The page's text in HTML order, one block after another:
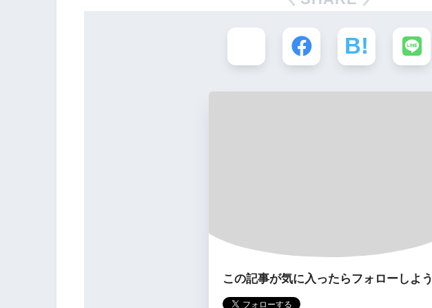
この記事が気に入ったらフォローしよう